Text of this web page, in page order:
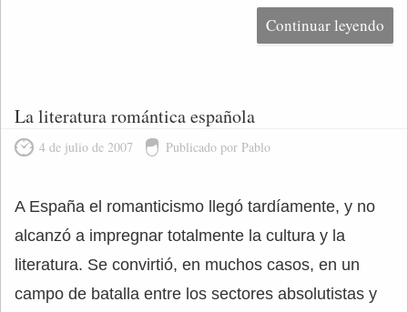
Continuar leyendo
La literatura romántica española
4 de julio de 2007 Publicado por Pablo
A España el romanticismo llegó tardíamente, y no
alcanzó a impregnar totalmente la cultura y la
literatura. Se convirtió, en muchos casos, en un
campo de batalla entre los sectores absolutistas y